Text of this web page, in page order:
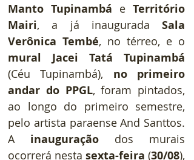
Manto Tupinambá e Território
Mairi, a já inaugurada Sala
Verônica Tembé
mural Jacei Tatá Tupinambá
(Céu Tupinambá), no primeiro
andar do PPGL, foram pintados,
ao longo do primeiro semestre,
pelo artista paraense And Santtos.
A inauguração dos murais
ocorrerá nesta sexta-feira (30/08